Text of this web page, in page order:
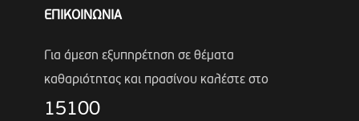
ΕΠΙΚΟΙΝΩΝΙΑ
Για άμεση εξυπηρέτηση σε θέματα
καθαριότητας και πρασίνου καλέστε στο
15100